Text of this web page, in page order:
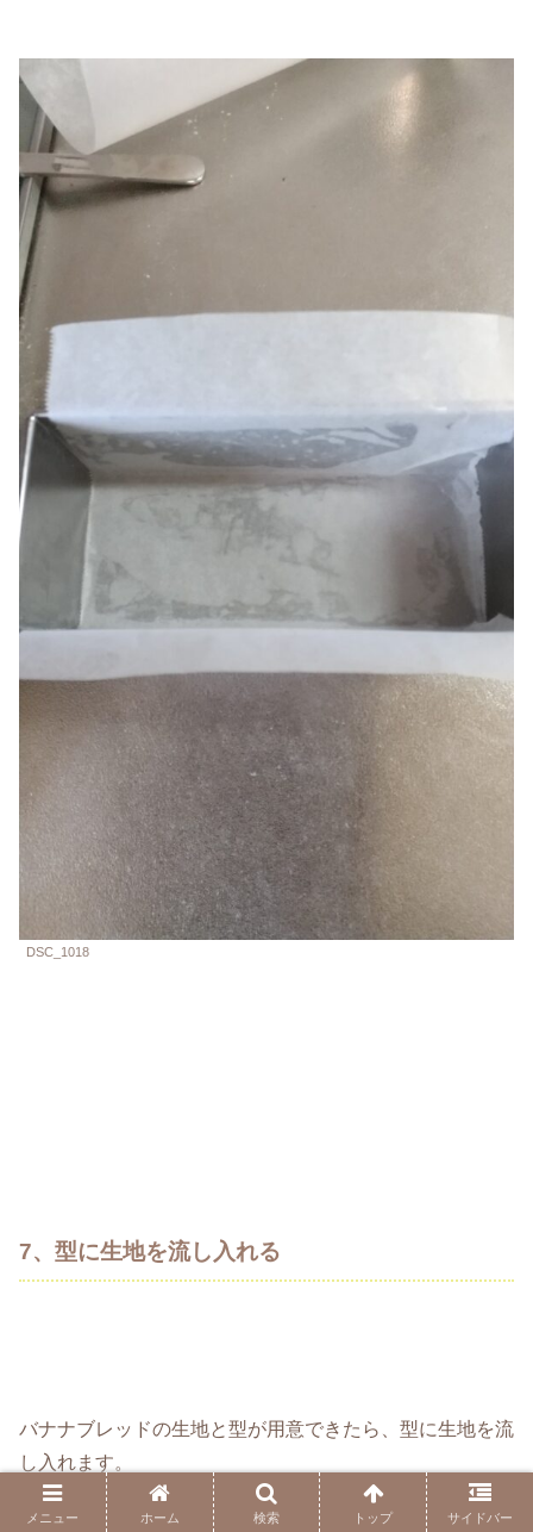
DSC_1018
7、型に生地を流し入れる
バナナブレッドの生地と型が用意できたら、型に生地を流
し入れます。
メニュー ホーム 検索 トップ サイドバー